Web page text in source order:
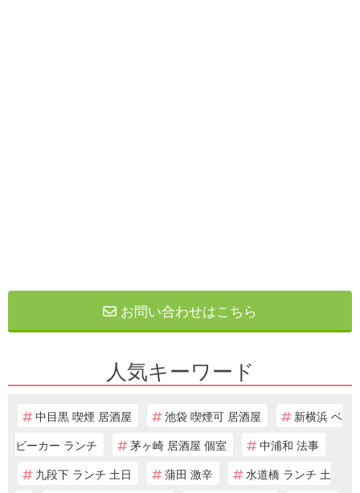
お問い合わせはこちら
人気キーワード
中目黒 喫煙 居酒屋 池袋 喫煙可 居酒屋
新横浜 ベ
ビーカー ランチ
茅ヶ崎 居酒屋 個室
中浦和 法事
九段下 ランチ 土日
蒲田 激辛
水道橋 ランチ 土